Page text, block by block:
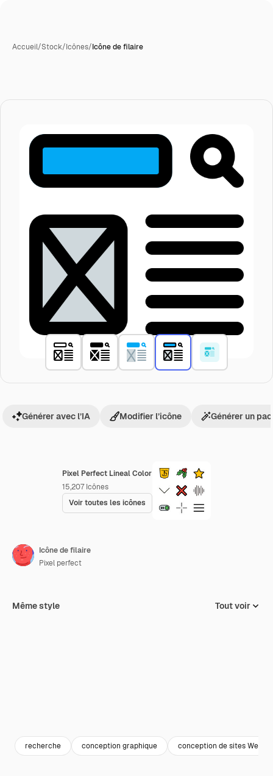
Accueil/Stock/Icônes/Icône de filaire
Pixel Perfect Lineal Color
15,207 Icônes
Voir toutes les icônes
Générer avec l’IA Modifier l’icône Générer un
Icône de filaire
Pixel perfect
Même style Tout voir
recherche conception graphique conception de sites Web